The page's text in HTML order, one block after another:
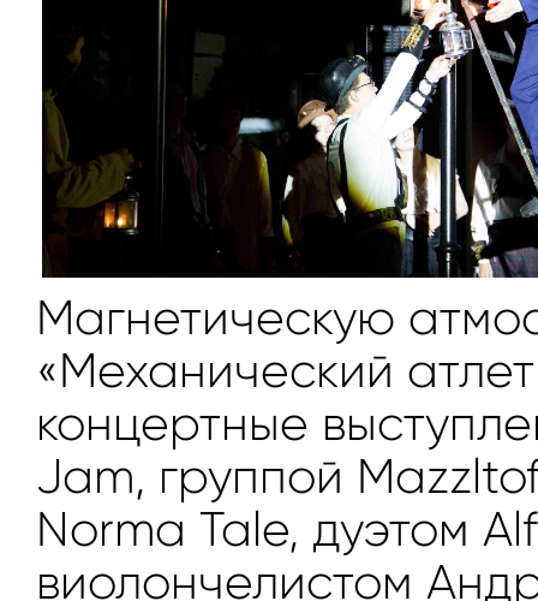
Магнетическую
«Механический
концертные
Jam, группой
Norma Tale, дуэтом
виолончелистом